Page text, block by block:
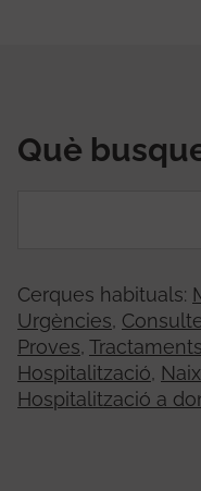
Què
Cerques habituals:
Urgències,
Proves, Tractaments
Hospitalització,
Hospitalització a